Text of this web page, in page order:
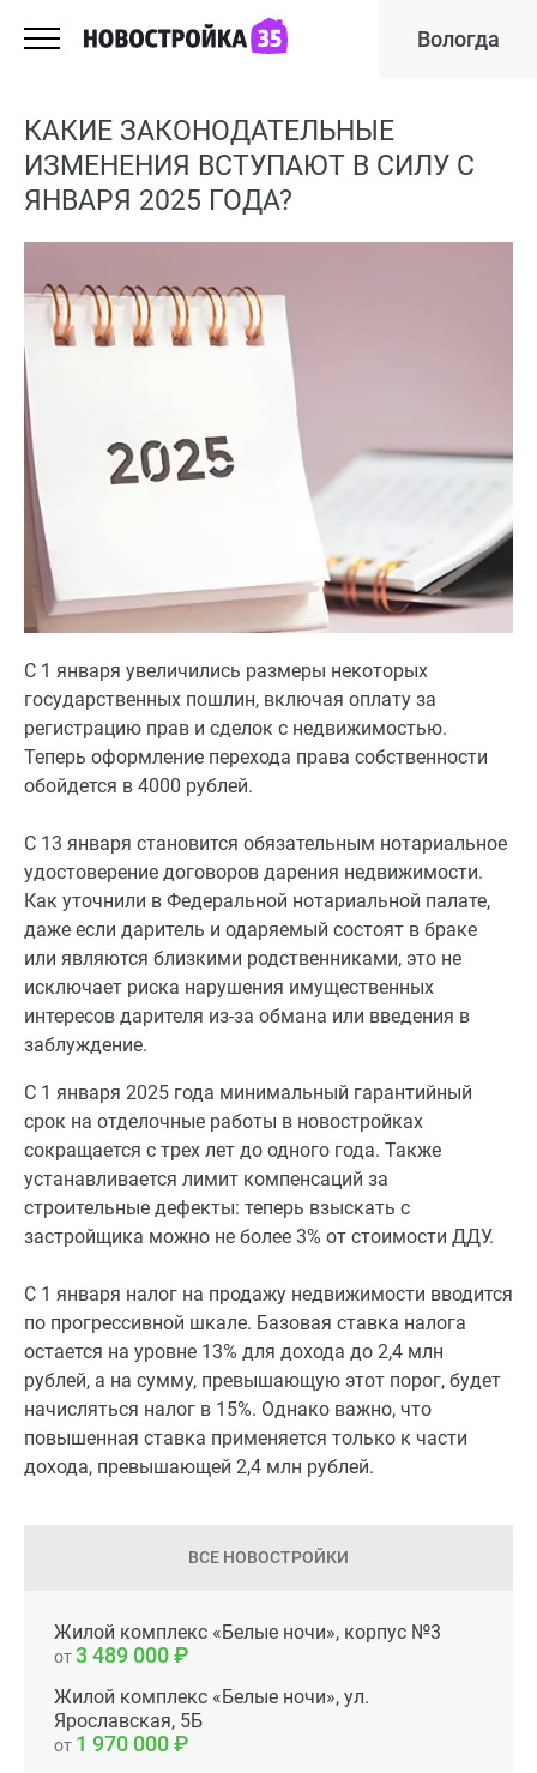
Вологда
КАКИЕ ЗАКОНОДАТЕЛЬНЫЕ
ИЗМЕНЕНИЯ ВСТУПАЮТ В СИЛУ С
ЯНВАРЯ 2025 ГОДА?
С 1 января увеличились размеры некоторых
государственных пошлин, включая оплату за
регистрацию прав и сделок с недвижимостью.
Теперь оформление перехода права собственности
обойдется в 4000 рублей.
С 13 января становится обязательным нотариальное
удостоверение договоров дарения недвижимости.
Как уточнили в Федеральной нотариальной палате,
даже если даритель и одаряемый состоят в браке
или являются близкими родственниками, это не
исключает риска нарушения имущественных
интересов дарителя из-за обмана или введения в
заблуждение.
С 1 января 2025 года минимальный гарантийный
срок на отделочные работы в новостройках
сокращается с трех лет до одного года. Также
устанавливается лимит компенсаций за
строительные дефекты: теперь взыскать с
застройщика можно не более 3% от стоимости ДДУ.
С 1 января налог на продажу недвижимости вводится
по прогрессивной шкале. Базовая ставка налога
остается на уровне 13% для дохода до 2,4 млн
рублей, а на сумму, превышающую этот порог, будет
начисляться налог в 15%. Однако важно, что
повышенная ставка применяется только к части
дохода, превышающей 2,4 млн рублей.
ВСЕ НОВОСТРОЙКИ
Жилой комплекс «Белые ночи», корпус №3
от3 489 000
Жилой комплекс «Белые ночи», ул.
Ярославская, 5Б
от 1 970 000